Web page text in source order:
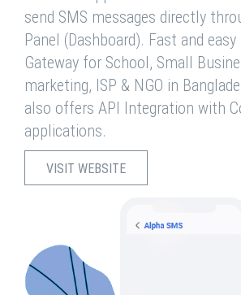
send SMS messages directly
Panel (Dashboard). Fast and
Gateway for School, Small
marketing, ISP & NGO in
also offers API Integration with
applications.
VISIT WEBSITE